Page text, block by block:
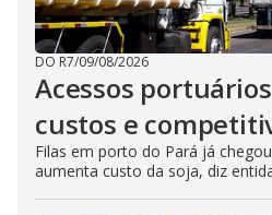
DO R7/09/08/2026
Acessos
custos e
Filas em porto do Pará já
aumenta custo da soja, diz